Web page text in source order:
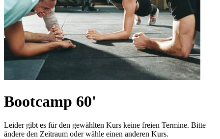
Bootcamp 60'
Leider gibt es für den gewählten Kurs keine freien Termine. Bitte
ändere den Zeitraum oder wähle einen anderen Kurs.